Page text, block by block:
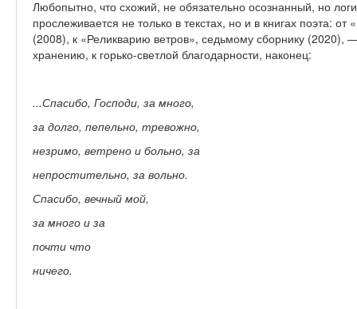
Любопытно, что схожий, не обязательно осознанный, но
прослеживается не только в текстах, но и в книгах поэта: от
(2008), к «Реликварию ветров», седьмому сборнику (2020),
хранению, к горько-светлой благодарности, наконец:
...Спасибо, Господи, за много,
за долго, пепельно, тревожно,
незримо, ветрено и больно, за
непростительно, за вольно.
Спасибо, вечный мой,
за много и за
почти что
ничего.